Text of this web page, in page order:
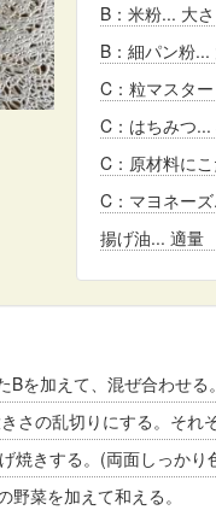
B：米粉
大
B：細パン粉
C：粒マスター
C：はちみつ
C：原材料に
C：マヨネーズ
揚げ油
適量
を加えて、混ぜ合わせる。
さの乱切りにする。それ
きする。(両面しっかり
菜を加えて和える。